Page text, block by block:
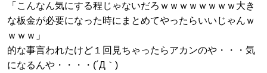
「こんなん気にする程じゃないだろｗｗｗｗｗｗｗｗ大き
な板金が必要になった時にまとめてやったらいいじゃんｗ
ｗｗｗ」
的な事言われたけど１回見ちゃったらアカンのや・・・気
になるんや・・・・(´Д｀)